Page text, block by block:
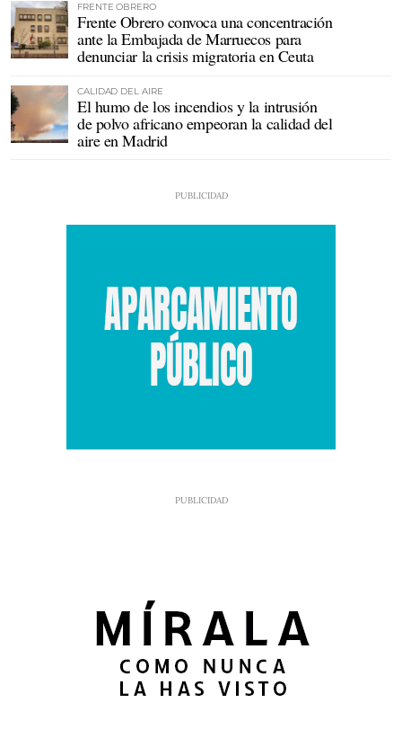
FRENTE OBRERO
Frente Obrero convoca una concentración
ante la Embajada de Marruecos para
denunciar la crisis migratoria en Ceuta
CALIDAD DEL AIRE
El humo de los incendios y la intrusión
de polvo africano empeoran la calidad del
aire en Madrid